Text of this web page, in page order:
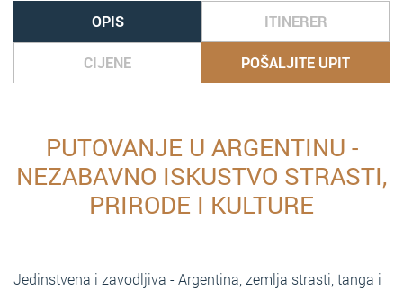
OPIS ITINERER
CIJENE POŠALJITE UPIT
PUTOVANJE U ARGENTINU -
NEZABAVNO ISKUSTVO STRASTI,
PRIRODE I KULTURE
Jedinstvena i zavodljiva - Argentina, zemlja strasti, tanga i